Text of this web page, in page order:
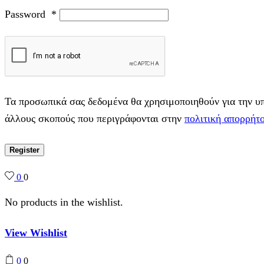
Password *
Τα προσωπικά σας δεδομένα θα χρησιμοποιηθούν για την
άλλους σκοπούς που περιγράφονται στην πολιτική
Register
0 0
No products in the wishlist.
View Wishlist
0 0